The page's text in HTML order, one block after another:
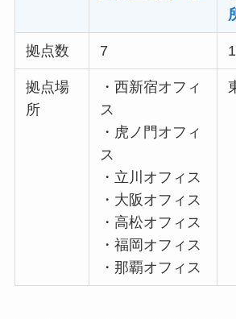
拠点数 7 1
拠点場
所
・西新宿オフィ
ス
・虎ノ門オフィ
ス
・立川オフィス
・大阪オフィス
・高松オフィス
・福岡オフィス
・那覇オフィス